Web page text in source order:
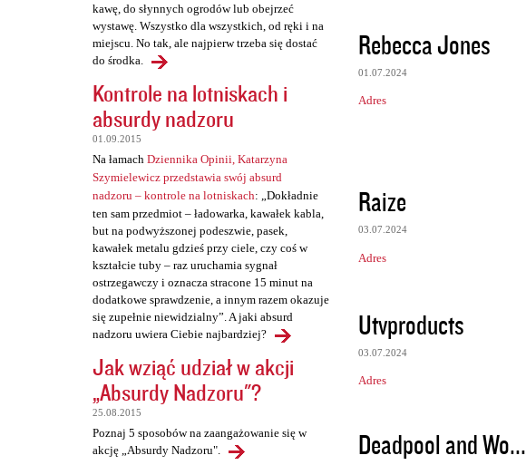
kawę, do słynnych ogrodów lub obejrzeć
wystawę. Wszystko dla wszystkich, od ręki i na
miejscu. No tak, ale najpierw trzeba się dostać
do środka.
Kontrole na lotniskach i
absurdy nadzoru
01.09.2015
Na łamach Dziennika Opinii, Katarzyna
Szymielewicz przedstawia swój absurd
nadzoru – kontrole na lotniskach: „Dokładnie
ten sam przedmiot – ładowarka, kawałek kabla,
but na podwyższonej podeszwie, pasek,
kawałek metalu gdzieś przy ciele, czy coś w
kształcie tuby – raz uruchamia sygnał
ostrzegawczy i oznacza stracone 15 minut na
dodatkowe sprawdzenie, a innym razem okazuje
się zupełnie niewidzialny”. A jaki absurd
nadzoru uwiera Ciebie najbardziej?
Jak wziąć udział w akcji
„Absurdy Nadzoru"?
25.08.2015
Poznaj 5 sposobów na zaangażowanie się w
akcję „Absurdy Nadzoru".
Rebecca Jones
01.07.2024
Adres
Raize
03.07.2024
Adres
Utvproducts
03.07.2024
Adres
Deadpool and Wo...